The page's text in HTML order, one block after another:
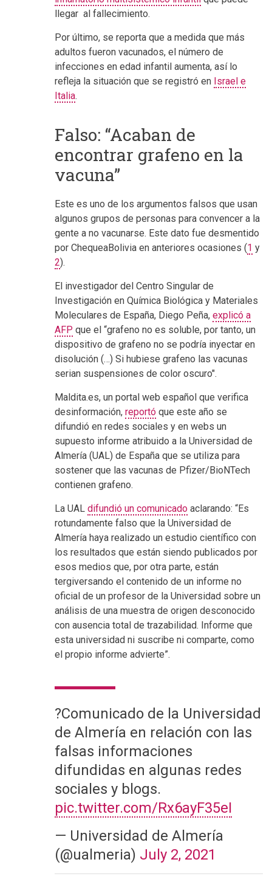
llegar al fallecimiento.
Por último, se reporta que a medida que más
adultos fueron vacunados, el número de
infecciones en edad infantil aumenta, así lo
refleja la situación que se registró en Israel e
Italia.
Falso: “Acaban de
encontrar grafeno en la
vacuna”
Este es uno de los argumentos falsos que usan
algunos grupos de personas para convencer a la
gente a no vacunarse. Este dato fue desmentido
por ChequeaBolivia en anteriores ocasiones (1 y
2).
El investigador del Centro Singular de
Investigación en Química Biológica y Materiales
Moleculares de España, Diego Peña, explicó a
AFP que el “grafeno no es soluble, por tanto, un
dispositivo de grafeno no se podría inyectar en
disolución (…) Si hubiese grafeno las vacunas
serian suspensiones de color oscuro".
Maldita.es, un portal web español que verifica
desinformación, reportó que este año se
difundió en redes sociales y en webs un
supuesto informe atribuido a la Universidad de
Almería (UAL) de España que se utiliza para
sostener que las vacunas de Pfizer/BioNTech
contienen grafeno.
La UAL difundió un comunicado aclarando: “Es
rotundamente falso que la Universidad de
Almería haya realizado un estudio científico con
los resultados que están siendo publicados por
esos medios que, por otra parte, están
tergiversando el contenido de un informe no
oficial de un profesor de la Universidad sobre un
análisis de una muestra de origen desconocido
con ausencia total de trazabilidad. Informe que
esta universidad ni suscribe ni comparte, como
el propio informe advierte”.
?Comunicado de la Universidad
de Almería en relación con las
falsas informaciones
difundidas en algunas redes
sociales y blogs.
pic.twitter.com/Rx6ayF35eI
— Universidad de Almería
(@ualmeria) July 2, 2021